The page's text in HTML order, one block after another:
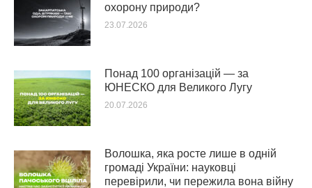
охорону природи?
23.07.2026
Понад 100 організацій — за
ЮНЕСКО для Великого Лугу
20.07.2026
Волошка, яка росте лише в одній
громаді України: науковці
перевірили, чи пережила вона війну